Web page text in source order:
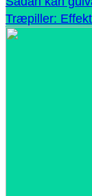
Træpiller: